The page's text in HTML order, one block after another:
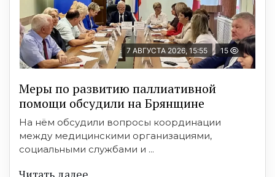
7 АВГУСТА 2026, 15:55 15
Меры по развитию паллиативной
помощи обсудили на Брянщине
На нём обсудили вопросы координации
между медицинскими организациями,
социальными службами и ...